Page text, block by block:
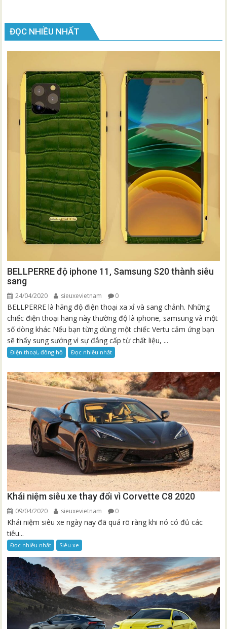
ĐỌC NHIỀU NHẤT
BELLPERRE độ iphone 11, Samsung S20 thành siêu
sang
24/04/2020 sieuxevietnam 0
BELLPERRE là hãng độ điện thoại xa xỉ và sang chảnh. Những
chiếc điện thoại hãng này thường độ là iphone, samsung và một
số dòng khác Nếu bạn từng dùng một chiếc Vertu cảm ứng bạn
sẽ thấy sung sướng vì sự đẳng cấp từ chất liệu, ...
Điện thoại, đồng hồ Đọc nhiều nhất
Khái niệm siêu xe thay đổi vì Corvette C8 2020
09/04/2020 sieuxevietnam 0
Khái niệm siêu xe ngày nay đã quá rõ ràng khi nó có đủ các
tiêu...
Đọc nhiều nhất Siêu xe